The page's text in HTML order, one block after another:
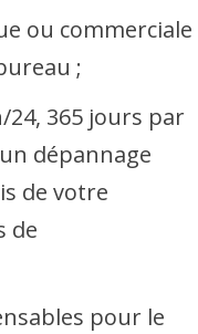
ou commerciale
;
24, 365 jours par
dépannage
de votre
de
pour le